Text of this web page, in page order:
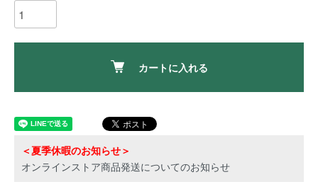
カートに入れる
＜夏季休暇のお知らせ＞
オンラインストア商品発送についてのお知らせ